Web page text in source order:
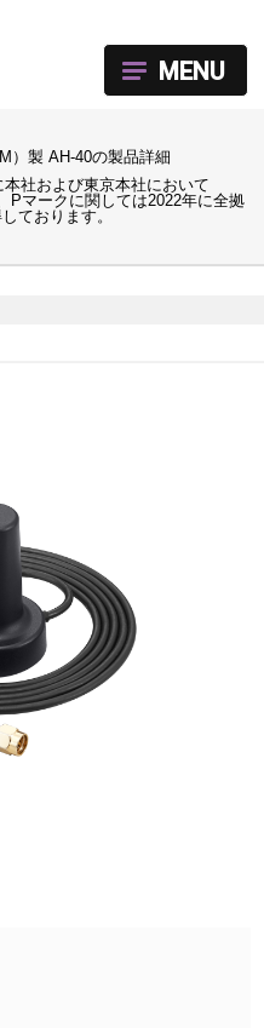
）製 AH-40の製品詳細
本社および東京本社において
Pマークに関しては2022年に全拠
ております。
MENU